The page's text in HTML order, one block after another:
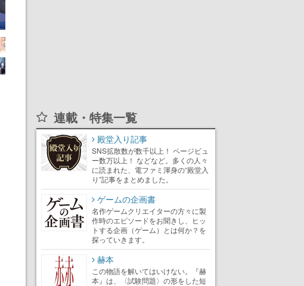
連載・特集一覧
殿堂入り記事
SNS拡散数が数千以上！ ページビュ
ー数万以上！ などなど。多くの人々
に読まれた、電ファミ渾身の“殿堂入
り”記事をまとめました。
ゲームの企画書
名作ゲームクリエイターの方々に製
作時のエピソードをお聞きし、ヒッ
トする企画（ゲーム）とは何か？を
探っていきます。
赫本
この物語を解いてはいけない。『赫
本』は、〈試験問題〉の形をした短